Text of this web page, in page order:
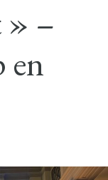
» –
en